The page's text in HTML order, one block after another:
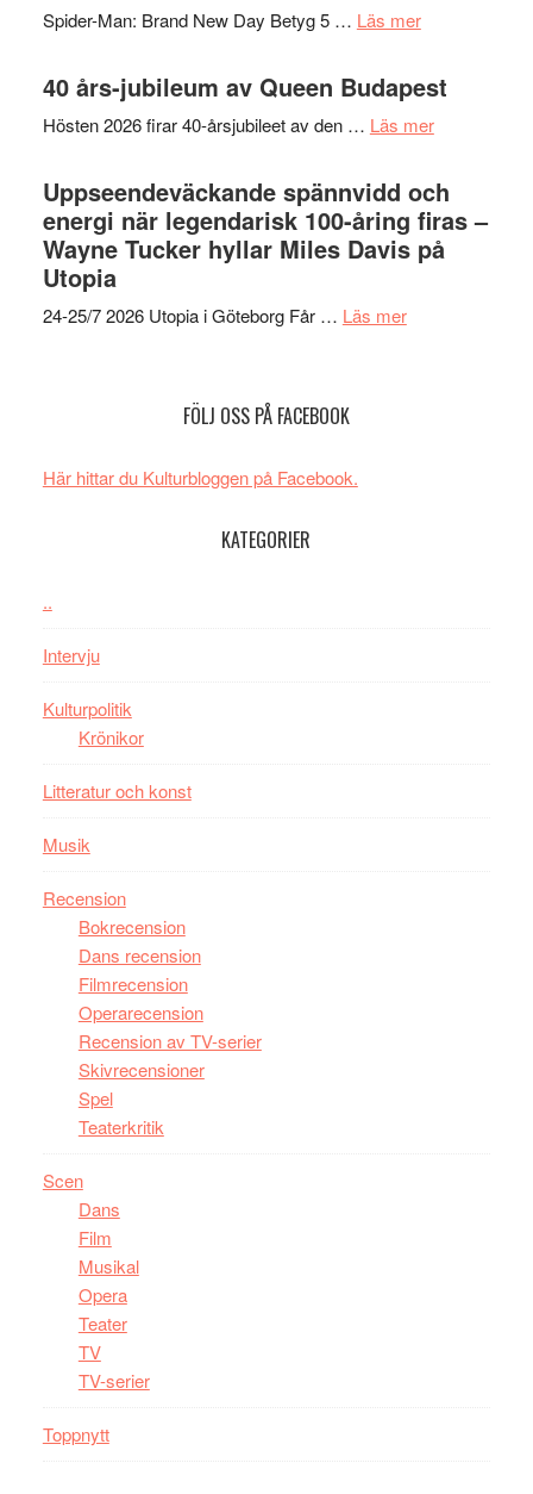
Spider-Man: Brand New Day Betyg 5 … Läs merom
Spider-
Man:
Brand
Day
–
kan
40 års-jubileum av Queen Budapest
Hösten 2026 firar 40-årsjubileet av den … Läs merom
års-
jubileum
av
Queen
Uppseendeväckande spännvidd och
energi när legendarisk 100-åring firas –
Wayne Tucker hyllar Miles Davis på
Utopia
24-25/7 2026 Utopia i Göteborg Får … Läs merom
FÖLJ OSS PÅ FACEBOOK
Här hittar du Kulturbloggen på Facebook.
KATEGORIER
..
Intervju
Kulturpolitik
Krönikor
Litteratur och konst
Musik
Recension
Bokrecension
Dans recension
Filmrecension
Operarecension
Recension av TV-serier
Skivrecensioner
Spel
Teaterkritik
Scen
Dans
Film
Musikal
Opera
Teater
TV
TV-serier
Toppnytt